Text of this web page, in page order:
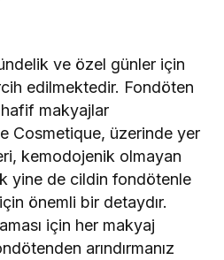
ve özel günler için
edilmektedir. Fondöten
makyajlar
Cosmetique, üzerinde yer
kemodojenik olmayan
yine de cildin fondötenle
önemli bir detaydır.
için her makyaj
arındırmanız